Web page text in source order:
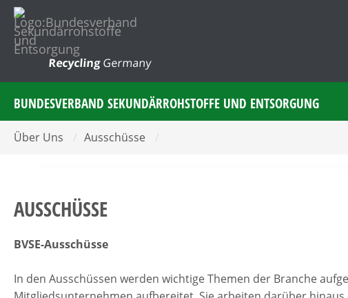
RecyclingGermany
BUNDESVERBAND SEKUNDÄRROHSTOFFE UND ENTSORGUNG
Über Uns / Ausschüsse /
AUSSCHÜSSE
BVSE-Ausschüsse
In den Ausschüssen werden wichtige Themen der Branche